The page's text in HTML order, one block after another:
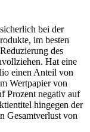
bei der
im besten
des
Hat eine
einen Anteil von
Wertpapier von
Prozent negativ auf
hingegen der
Gesamtverlust von